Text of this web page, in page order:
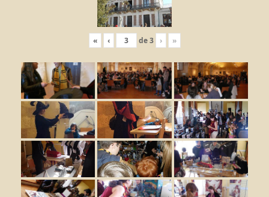
« ‹ de3 › »